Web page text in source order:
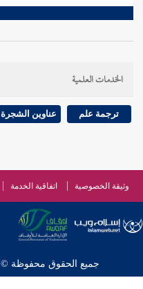
الخدمات العلمية
ترجمة علم عناوين الشجرة
وثيقة الخصوصية اتفاقية الخدمة
جميع الحقوق محفوظة © 2026 - 1998 لشبكة إسلام ويب